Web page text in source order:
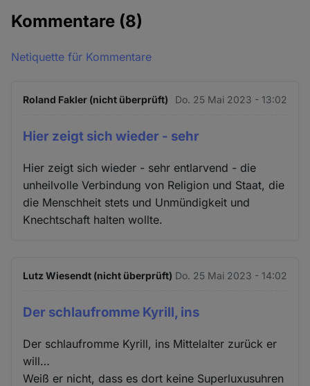
Kommentare (8)
Netiquette für Kommentare
Roland Fakler (nicht überprüft) Do. 25 Mai 2023 - 13:02
Hier zeigt sich wieder - sehr
Hier zeigt sich wieder - sehr entlarvend - die
unheilvolle Verbindung von Religion und Staat, die
die Menschheit stets und Unmündigkeit und
Knechtschaft halten wollte.
Lutz Wiesendt (nicht überprüft) Do. 25 Mai 2023 - 14:02
Der schlaufromme Kyrill, ins
Der schlaufromme Kyrill, ins Mittelalter zurück er
will…
Weiß er nicht, dass es dort keine Superluxusuhren